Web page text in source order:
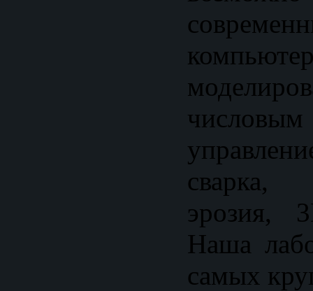
сварка,
эрозия,
Наша
самых